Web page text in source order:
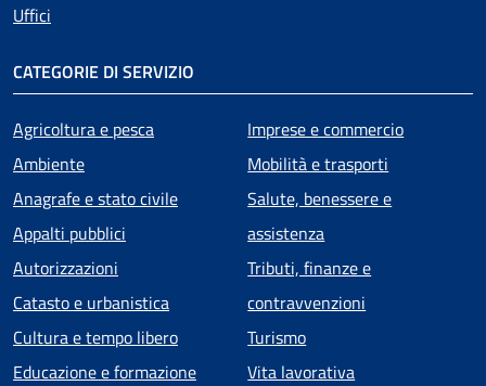
Uffici
CATEGORIE DI SERVIZIO
Agricoltura e pesca
Ambiente
Anagrafe e stato civile
Appalti pubblici
Autorizzazioni
Catasto e urbanistica
Cultura e tempo libero
Educazione e formazione
Imprese e commercio
Mobilità e trasporti
Salute, benessere e
assistenza
Tributi, finanze e
contravvenzioni
Turismo
Vita lavorativa